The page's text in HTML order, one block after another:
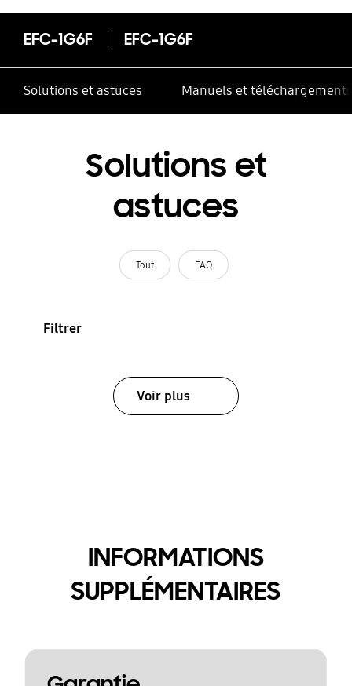
EFC-1G6F EFC-1G6F
Solutions et astuces Manuels et téléchargements
Solutions et
astuces
Tout FAQ
Filtrer
Voir plus
INFORMATIONS
SUPPLÉMENTAIRES